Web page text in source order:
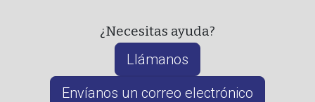
¿Necesitas ayuda?
Llámanos
Envíanos un correo electrónico